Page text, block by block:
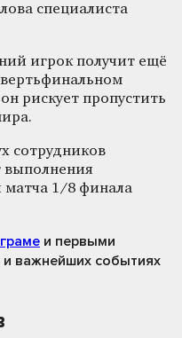
специалиста
игрок получит ещё
рискует пропустить
сотрудников
матча 1/8 финала
и первыми
и важнейших событиях